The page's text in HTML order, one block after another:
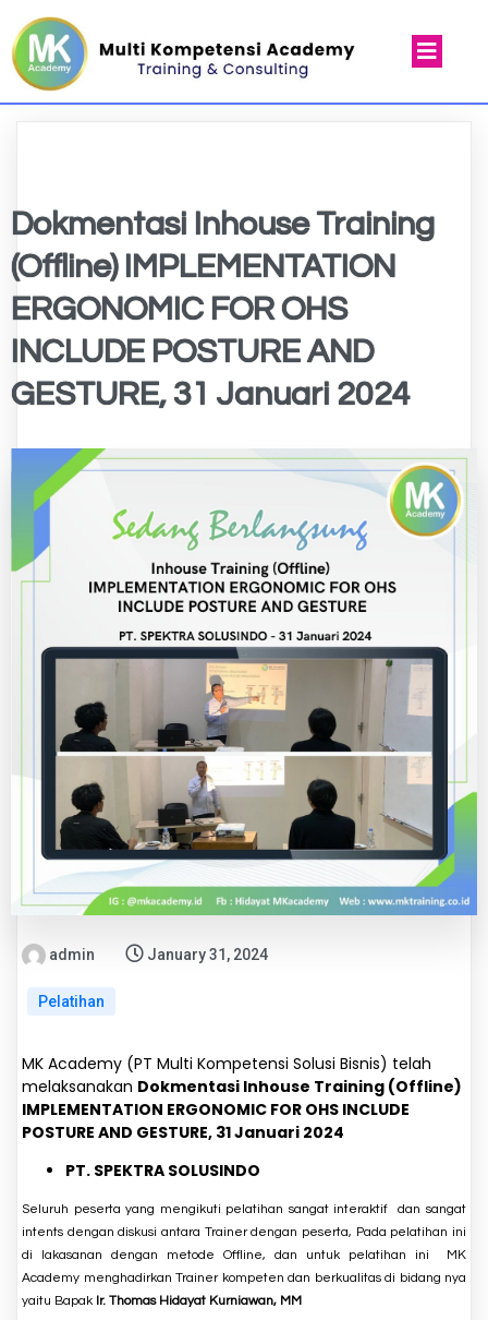
Dokmentasi Inhouse Training
(Offline) IMPLEMENTATION
ERGONOMIC FOR OHS
INCLUDE POSTURE AND
GESTURE, 31 Januari 2024
admin January 31, 2024
Pelatihan
MK Academy (PT Multi Kompetensi Solusi Bisnis) telah
melaksanakan Dokmentasi Inhouse Training (Offline)
IMPLEMENTATION ERGONOMIC FOR OHS INCLUDE
POSTURE AND GESTURE, 31 Januari 2024
PT. SPEKTRA SOLUSINDO
Seluruh peserta yang mengikuti pelatihan sangat interaktif dan sangat
intents dengan diskusi antara Trainer dengan peserta, Pada pelatihan ini
di lakasanan dengan metode Offline, dan untuk pelatihan ini MK
Academy menghadirkan Trainer kompeten dan berkualitas di bidang nya
yaitu Bapak Ir. Thomas Hidayat Kurniawan, MM